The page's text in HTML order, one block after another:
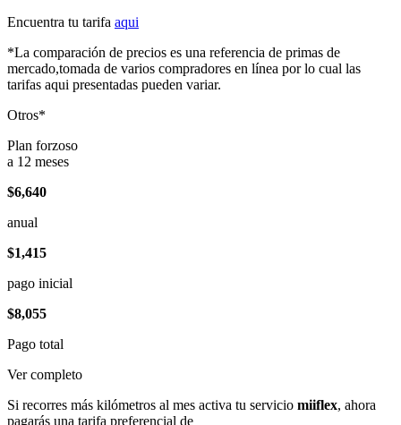
Encuentra tu tarifa aqui
*La comparación de precios es una referencia de primas de
mercado,tomada de varios compradores en línea por lo cual las
tarifas aqui presentadas pueden variar.
Otros*
Plan forzoso
a 12 meses
$6,640
anual
$1,415
pago inicial
$8,055
Pago total
Ver completo
Si recorres más kilómetros al mes activa tu servicio miiflex, ahora
pagarás una tarifa preferencial de